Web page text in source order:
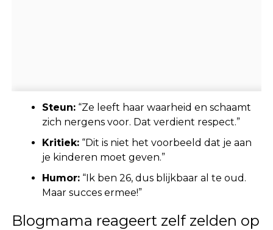
Steun:“Ze leeft haar waarheid en schaamt
zich nergens voor. Dat verdient respect.”
Kritiek:“Dit is niet het voorbeeld dat je aan
je kinderen moet geven.”
Humor:“Ik ben 26, dus blijkbaar al te oud.
Maar succes ermee!”
Blogmama reageert zelf zelden op